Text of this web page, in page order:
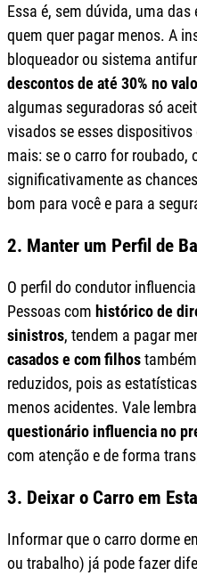
Essa é, sem dúvida, uma
quem quer pagar menos. A
bloqueador ou sistema
descontos de até 30% no
algumas seguradoras só
visados se esses
mais: se o carro for roubado,
significativamente as
bom para você e para a
2. Manter um Perfil de
O perfil do condutor
Pessoas com histórico de
sinistros, tendem a pagar
casados e com filhos
reduzidos, pois as
menos acidentes. Vale
questionário influencia no
com atenção e de forma
3. Deixar o Carro em
Informar que o carro dorme
ou trabalho) já pode fazer